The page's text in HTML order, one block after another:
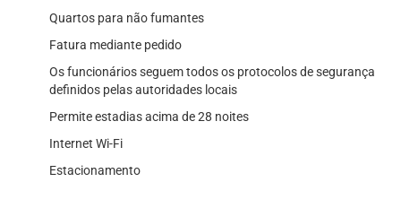
Quartos para não fumantes
Fatura mediante pedido
Os funcionários seguem todos os protocolos de segurança
definidos pelas autoridades locais
Permite estadias acima de 28 noites
Internet Wi-Fi
Estacionamento